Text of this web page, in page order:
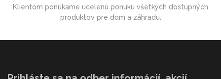
Klientom ponúkame ucelenú ponuku všetkých dostupných
produktov pre dom a záhradu.